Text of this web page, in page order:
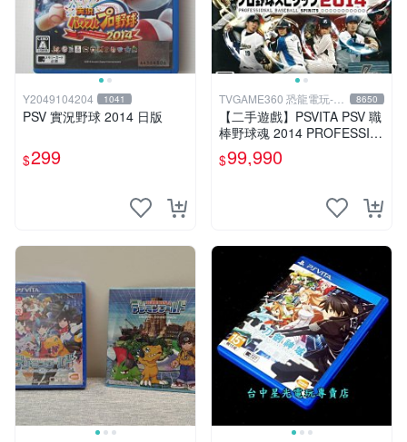
Y2049104204 1041
PSV 實況野球 2014 日版
$299
TVGAME360 恐龍電玩-台
中店
8650
【二手遊戲】PSVITA PSV 職
棒野球魂 2014 PROFESSIO
NAL BASEBALL 2014 日文
版
$99,990